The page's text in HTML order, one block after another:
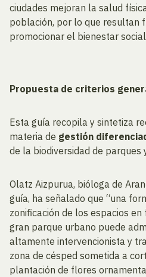
ciudades mejoran la salud
población, por lo que resultan
promocionar el bienestar
Propuesta de criterios
Esta guía recopila y sintetiza
materia de gestión
de la biodiversidad de parques
Olatz Aizpurua, bióloga de
guía, ha señalado que “una
zonificación de los espacios en
gran parque urbano puede
altamente intervencionista y
zona de césped sometida a
plantación de flores